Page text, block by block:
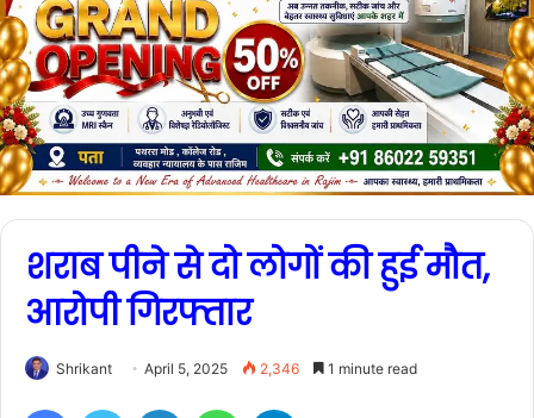
शराब पीने से दो लोगों की हुई मौत,
आरोपी गिरफ्तार
Shrikant April 5, 2025 2,346 1 minute read